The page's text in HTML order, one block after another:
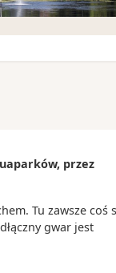
przez
Tu zawsze coś
gwar jest